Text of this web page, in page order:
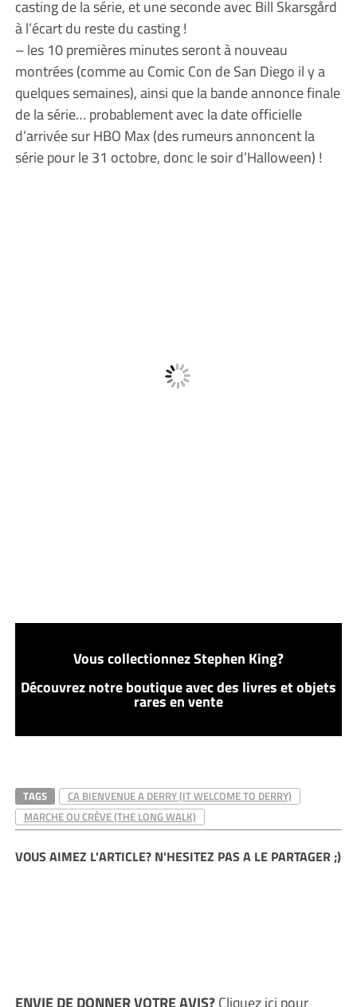
casting de la série, et une seconde avec Bill Skarsgård
à l’écart du reste du casting !
– les 10 premières minutes seront à nouveau
montrées (comme au Comic Con de San Diego il y a
quelques semaines), ainsi que la bande annonce finale
de la série… probablement avec la date officielle
d’arrivée sur HBO Max (des rumeurs annoncent la
série pour le 31 octobre, donc le soir d’Halloween) !
Vous collectionnez Stephen King?
Découvrez notre boutique avec des livres et objets
rares en vente
TAGS
CA BIENVENUE A DERRY (IT WELCOME TO DERRY)
MARCHE OU CRÈVE (THE LONG WALK)
VOUS AIMEZ L'ARTICLE? N'HESITEZ PAS A LE PARTAGER ;)